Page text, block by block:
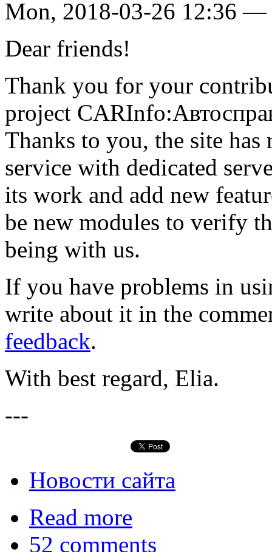
Mon, 2018-03-26 12:36 —
Dear friends!
Thank you for your
project
Thanks to you, the site
service with dedicated
its work and add new
be new modules to verify
being with us.
If you have problems in
write about it in the
feedback.
With best regard, Elia.
---
Новости сайта
Read more
52 comments